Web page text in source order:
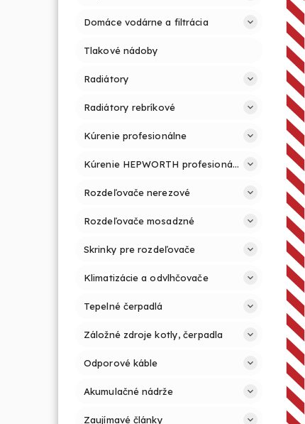
Domáce vodárne a filtrácia
Tlakové nádoby
Radiátory
Radiátory rebríkové
Kúrenie profesionálne
Kúrenie HEPWORTH profesionálne a jednoducho
Rozdeľovače nerezové
Rozdeľovače mosadzné
Skrinky pre rozdeľovače
Klimatizácie a odvlhčovače
Tepelné čerpadlá
Záložné zdroje kotly, čerpadla
Odporové káble
Akumulačné nádrže
Zaujímavé články